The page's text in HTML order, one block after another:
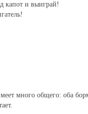
капот и выиграй!
много общего: оба